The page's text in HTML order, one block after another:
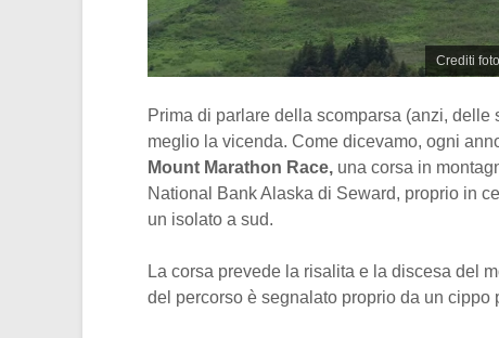
Crediti
Prima di parlare della scomparsa (anzi, delle
meglio la vicenda. Come dicevamo, ogni
Mount Marathon Race, una corsa in
National Bank Alaska di Seward, proprio in
un isolato a sud.
La corsa prevede la risalita e la discesa del
del percorso è segnalato proprio da un cippo